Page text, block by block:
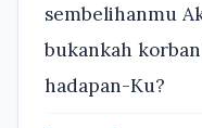
sembelihanmu
bukankah
hadapan-Ku?